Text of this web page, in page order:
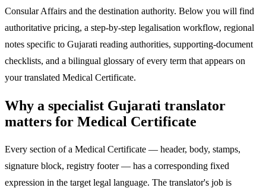
Consular Affairs and the destination authority. Below you will find
authoritative pricing, a step-by-step legalisation workflow, regional
notes specific to Gujarati reading authorities, supporting-document
checklists, and a bilingual glossary of every term that appears on
your translated Medical Certificate.
Why a specialist Gujarati translator
matters for Medical Certificate
Every section of a Medical Certificate — header, body, stamps,
signature block, registry footer — has a corresponding fixed
expression in the target legal language. The translator's job is